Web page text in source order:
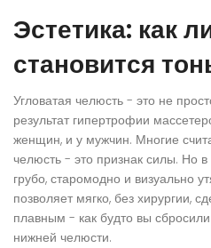
Эстетика: как
становится
Угловатая челюсть - это не
результат гипертрофии
женщин, и у мужчин. Многие
челюсть - это признак силы. Но в
грубо, старомодно и визуально
позволяет мягко, без хирургии,
плавным - как будто вы
нижней челюсти.